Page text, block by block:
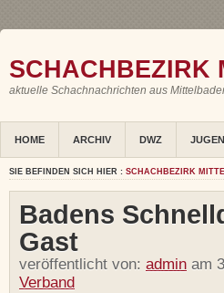
SCHACHBEZIRK
aktuelle Schachnachrichten aus
HOME ARCHIV DWZ
SIE BEFINDEN SICH HIER : SCHACHBEZIRK
Badens
Gast
veröffentlicht von: admin am
Verband